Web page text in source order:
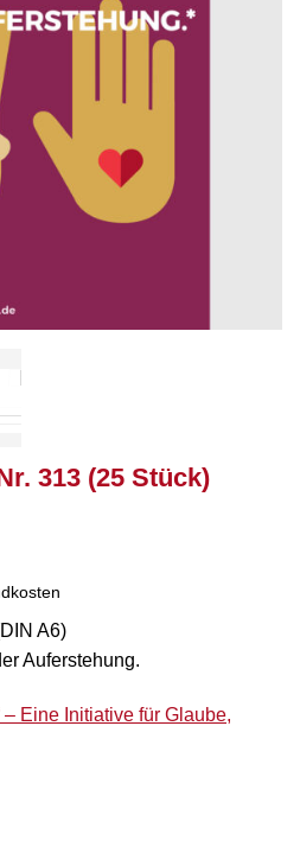
313 (25 Stück)
A6)
Auferstehung.
– Eine Initiative für Glaube,